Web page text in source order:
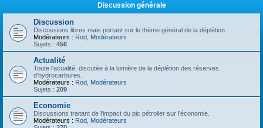
Discussion générale
Discussion
Discussions libres mais portant sur le thème général de la déplétion.
Modérateurs : Rod Modérateurs
Sujets : 456
Actualité
Toute l'acualité, discutée à la lumière de la déplétion des réserves
d'hydrocarbures.
Modérateurs : Rod Modérateurs
Sujets : 209
Economie
Discussions traitant de l'impact du pic pétrolier sur l'économie.
Modérateurs : Rod Modérateurs